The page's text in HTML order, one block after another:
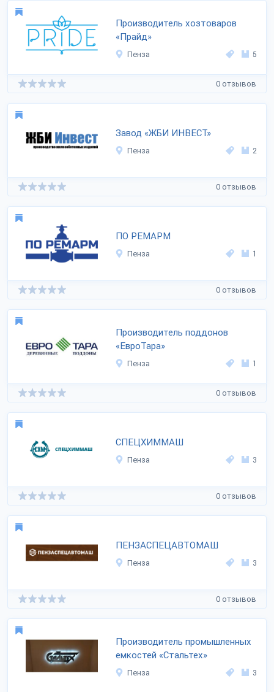
Производитель хозтоваров
«Прайд»
Пенза 5
0 отзывов
Завод «ЖБИ ИНВЕСТ»
Пенза 2
0 отзывов
ПО РЕМАРМ
Пенза 1
0 отзывов
Производитель поддонов
«ЕвроТара»
Пенза 1
0 отзывов
СПЕЦХИММАШ
Пенза 3
0 отзывов
ПЕНЗАСПЕЦАВТОМАШ
Пенза 3
0 отзывов
Производитель промышленных
емкостей «Стальтех»
Пенза 3